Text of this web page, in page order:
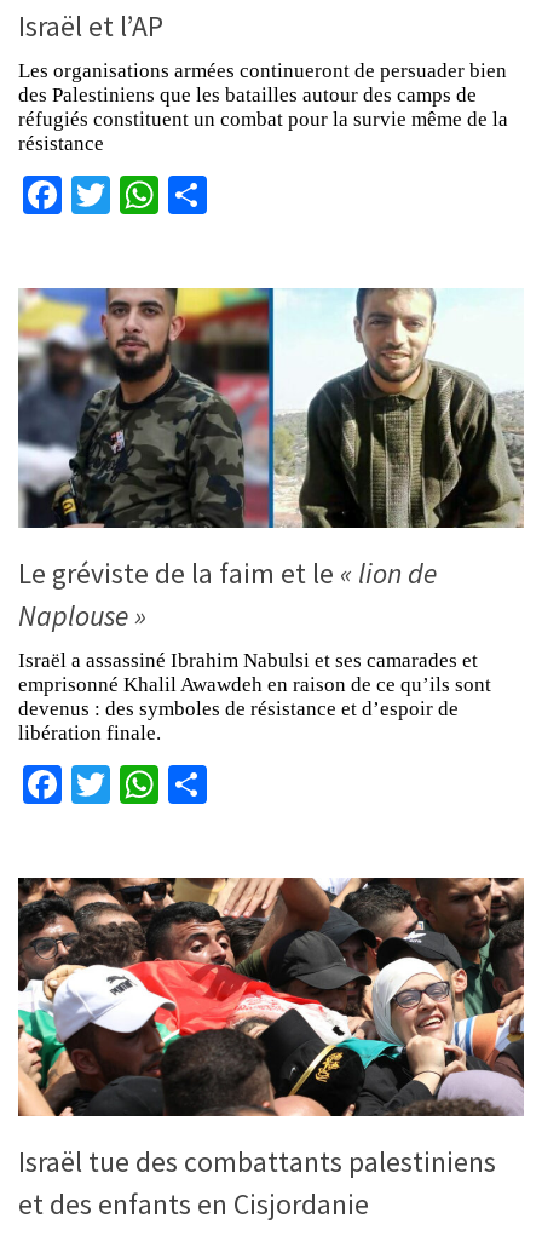
Israël et l’AP
Les organisations armées continueront de persuader bien
des Palestiniens que les batailles autour des camps de
réfugiés constituent un combat pour la survie même de la
résistance
Facebook
TwitterWhatsApp
Le gréviste de la faim et le « lion de
Naplouse »
Israël a assassiné Ibrahim Nabulsi et ses camarades et
emprisonné Khalil Awawdeh en raison de ce qu’ils sont
devenus : des symboles de résistance et d’espoir de
libération finale.
Facebook
TwitterWhatsApp
Israël tue des combattants palestiniens
et des enfants en Cisjordanie